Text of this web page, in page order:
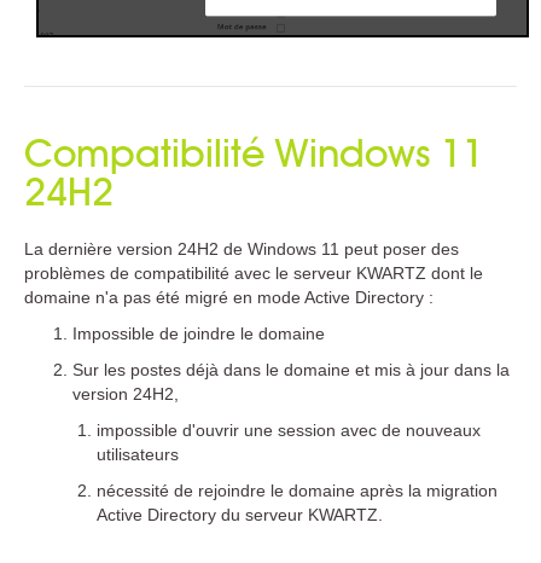
Compatibilité Windows 11
24H2
La dernière version 24H2 de Windows 11 peut poser des
problèmes de compatibilité avec le serveur KWARTZ dont le
domaine n'a pas été migré en mode Active Directory :
Impossible de joindre le domaine
Sur les postes déjà dans le domaine et mis à jour dans la
version 24H2,
impossible d'ouvrir une session avec de nouveaux
utilisateurs
nécessité de rejoindre le domaine après la migration
Active Directory du serveur KWARTZ.